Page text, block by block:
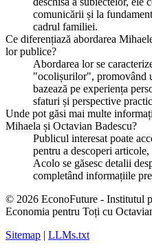
comunicării și la
cadrul familiei.
Ce diferențiază abordarea
lor publice?
Abordarea lor se
"ocolișurilor", promovând
bazează pe experiența
sfaturi și perspective
Unde pot găsi mai multe
Mihaela și Octavian Badescu?
Publicul interesat poate
pentru a descoperi
Acolo se găsesc detalii
completând informațiile
© 2026 EconoFuture - Institutul
Economia pentru Toți cu
Sitemap | LLMs.txt